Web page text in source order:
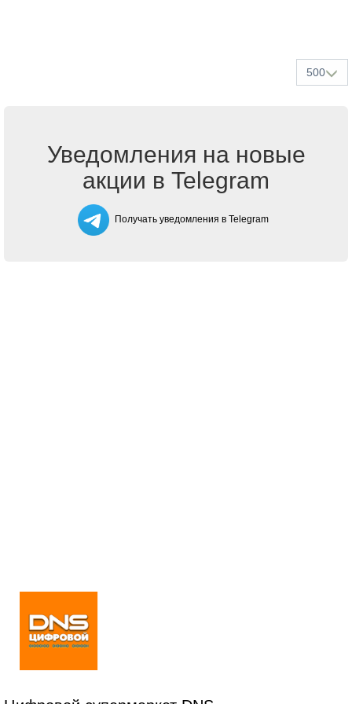
500
Уведомления на новые
акции в Telegram
Получать уведомления в Telegram